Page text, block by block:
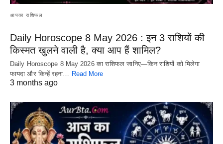
आपका राशिफल
Daily Horoscope 8 May 2026 : इन 3 राशियों की
किस्मत खुलने वाली है, क्या आप हैं शामिल?
Daily Horoscope 8 May 2026 का राशिफल जानिए—किन राशियों को मिलेगा
फायदा और किन्हें रहना… Read More
3 months ago